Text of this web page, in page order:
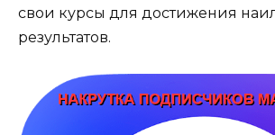
свои курсы для достижения
результатов.